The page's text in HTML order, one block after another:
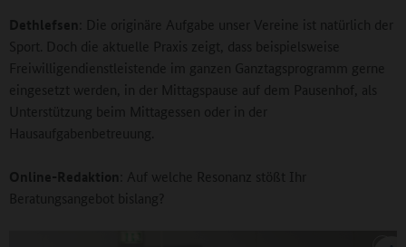
Dethlefsen : Die originäre Aufgabe unser Vereine ist natürlich der
Sport. Doch die aktuelle Praxis zeigt, dass beispielsweise
Freiwilligendienstleistende im ganzen Ganztagsprogramm gerne
eingesetzt werden, in der Mittagspause auf dem Pausenhof, als
Unterstützung beim Mittagessen oder in der
Hausaufgabenbetreuung.
Online-Redaktion : Auf welche Resonanz stößt Ihr
Beratungsangebot bislang?